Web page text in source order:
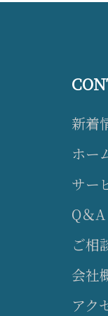
新着
ホー
サー
Q＆
ご相
会社
アク